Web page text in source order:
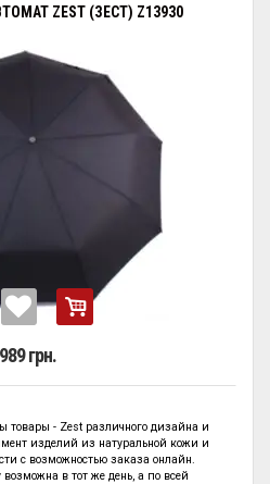
ZEST (ЗЕСТ) Z13930
989 грн.
товары - Zest различного дизайна и
изделий из натуральной кожи и
с возможностью заказа онлайн.
в тот же день, а по всей